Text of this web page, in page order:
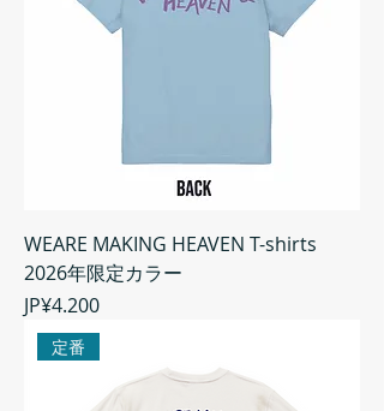
WEARE MAKING HEAVEN T-shirts
2026年限定カラー
Harga
JP¥4.200
定番